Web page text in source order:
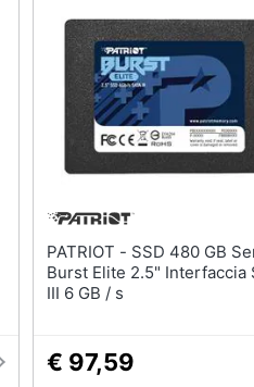
PATRIOT - SSD 480 GB Serie
Burst Elite 2.5" Interfaccia
III 6 GB / s
€ 97,59